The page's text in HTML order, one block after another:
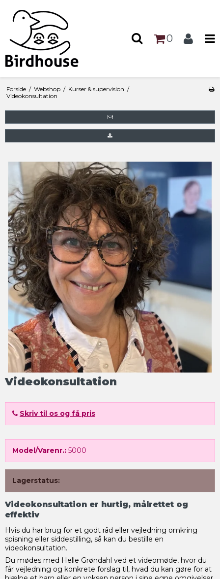
0
Forside / Webshop / Kurser & supervision /
Videokonsultation
Videokonsultation
Skriv til os og få pris
Model/Varenr.: 5000
Lagerstatus:
Videokonsultation er hurtig, målrettet og
effektiv
Hvis du har brug for et godt råd eller vejledning omkring
spisning eller siddestilling, så kan du bestille en
videokonsultation.
Du mødes med Helle Grøndahl ved et videomøde, hvor du
får vejledning og konkrete forslag til, hvad du kan gøre for at